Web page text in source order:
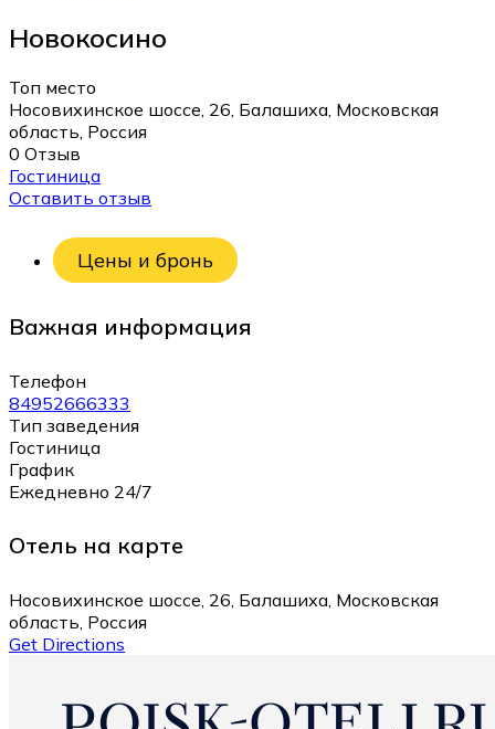
Новокосино
Топ место
Носовихинское шоссе, 26, Балашиха, Московская
область, Россия
0 Отзыв
Гостиница
Оставить отзыв
Цены и бронь
Важная информация
Телефон
84952666333
Тип заведения
Гостиница
График
Ежедневно 24/7
Отель на карте
Носовихинское шоссе, 26, Балашиха, Московская
область, Россия
Get Directions